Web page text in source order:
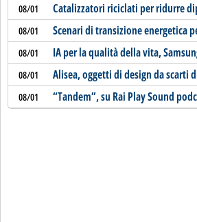
08/01 Catalizzatori riciclati per ridurre
08/01 Scenari di transizione energetica
08/01 IA per la qualità della vita,
08/01 Alisea, oggetti di design da scarti
08/01 “Tandem”, su Rai Play Sound